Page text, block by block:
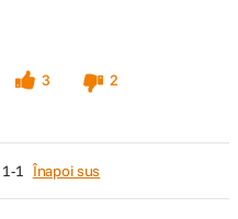
3
2
1-1 Înapoi sus